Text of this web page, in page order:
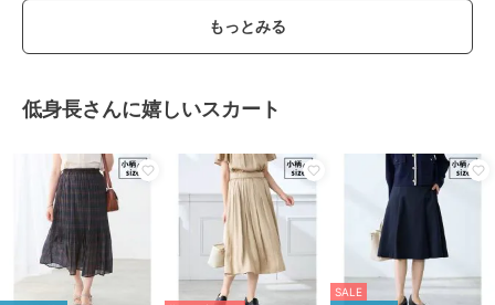
もっとみる
低身長さんに嬉しいスカート
SALE